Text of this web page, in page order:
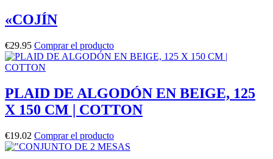
«COJÍN
€29.95 Comprar el producto
PLAID DE ALGODÓN EN BEIGE, 125
X 150 CM | COTTON
€19.02 Comprar el producto